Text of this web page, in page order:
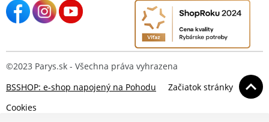
©2023 Parys.sk - Všechna práva vyhrazena
BSSHOP: e-shop napojený na Pohodu
Začiatok stránky
Cookies